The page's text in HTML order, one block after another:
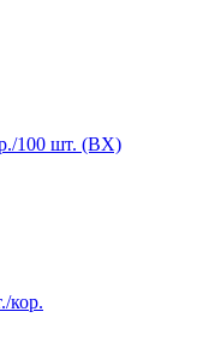
100 шт. (ВХ)
кор.